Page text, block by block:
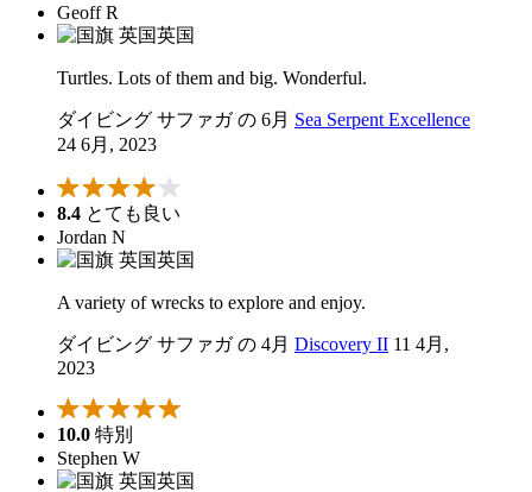
Geoff R
英国
Turtles. Lots of them and big. Wonderful.
ダイビング サファガ の 6月 Sea Serpent Excellence
24 6月, 2023
8.4 とても良い
Jordan N
英国
A variety of wrecks to explore and enjoy.
ダイビング サファガ の 4月 Discovery II 11 4月,
2023
10.0 特別
Stephen W
英国